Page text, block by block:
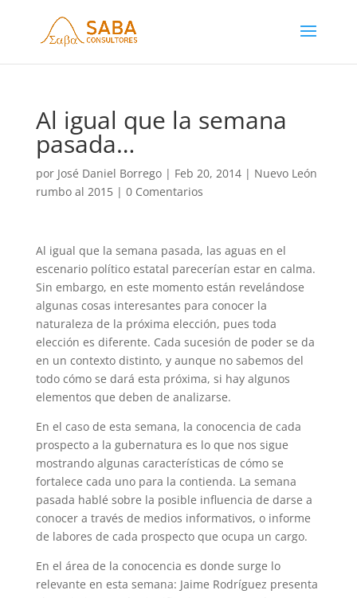
Al igual que la semana
pasada…
por José Daniel Borrego| Feb 20, 2014| Nuevo León
rumbo al 2015| 0 Comentarios
Al igual que la semana pasada, las aguas en el
escenario político estatal parecerían estar en calma.
Sin embargo, en este momento están revelándose
algunas cosas interesantes para conocer la
naturaleza de la próxima elección, pues toda
elección es diferente. Cada sucesión de poder se da
en un contexto distinto, y aunque no sabemos del
todo cómo se dará esta próxima, si hay algunos
elementos que deben de analizarse.
En el caso de esta semana, la conocencia de cada
prospecto a la gubernatura es lo que nos sigue
mostrando algunas características de cómo se
fortalece cada uno para la contienda. La semana
pasada hablé sobre la posible influencia de darse a
conocer a través de medios informativos, o informe
de labores de cada prospecto que ocupa un cargo.
En el área de la conocencia es donde surge lo
relevante en esta semana: Jaime Rodríguez presenta